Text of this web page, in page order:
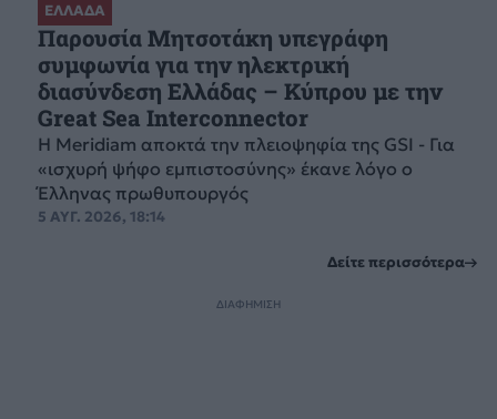
ΕΛΛΑΔΑ
Παρουσία Μητσοτάκη υπεγράφη
συμφωνία για την ηλεκτρική
διασύνδεση Ελλάδας – Κύπρου με την
Great Sea Interconnector
Η Meridiam αποκτά την πλειοψηφία της GSI - Για
«ισχυρή ψήφο εμπιστοσύνης» έκανε λόγο ο
Έλληνας πρωθυπουργός
5 ΑΥΓ. 2026, 18:14
Δείτε περισσότερα
ΔΙΑΦΗΜΙΣΗ